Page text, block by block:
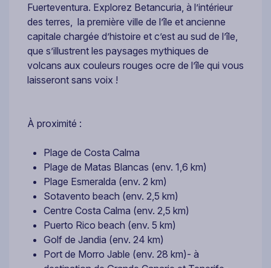
Fuerteventura. Explorez Betancuria, à l’intérieur
des terres, la première ville de l’île et ancienne
capitale chargée d’histoire et c’est au sud de l’île,
que s’illustrent les paysages mythiques de
volcans aux couleurs rouges ocre de l’île qui vous
laisseront sans voix !
À proximité :
Plage de Costa Calma
Plage de Matas Blancas (env. 1,6 km)
Plage Esmeralda (env. 2 km)
Sotavento beach (env. 2,5 km)
Centre Costa Calma (env. 2,5 km)
Puerto Rico beach (env. 5 km)
Golf de Jandia (env. 24 km)
Port de Morro Jable (env. 28 km)- à